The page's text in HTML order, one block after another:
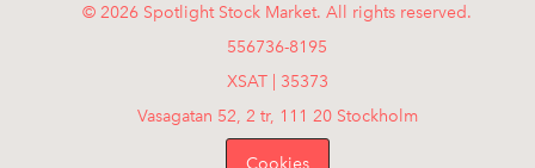
© 2026 Spotlight Stock Market. All rights reserved.
556736-8195
XSAT | 35373
Vasagatan 52, 2 tr, 111 20 Stockholm
Cookies